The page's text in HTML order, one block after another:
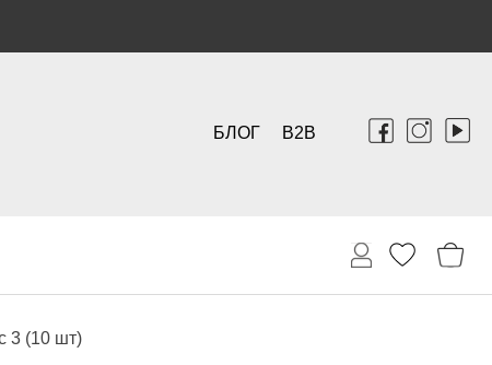
B2B
БЛОГ
3 (10 шт)